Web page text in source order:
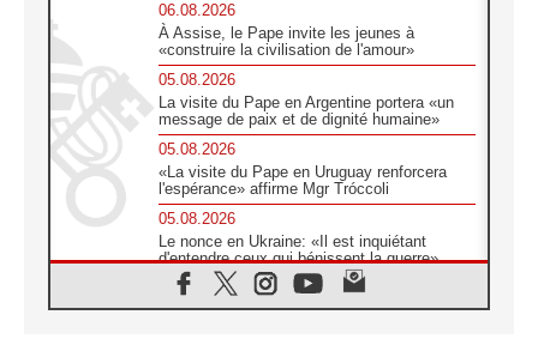
06.08.2026
À Assise, le Pape invite les jeunes à
«construire la civilisation de l'amour»
05.08.2026
La visite du Pape en Argentine portera «un
message de paix et de dignité humaine»
05.08.2026
«La visite du Pape en Uruguay renforcera
l'espérance» affirme Mgr Tróccoli
05.08.2026
Le nonce en Ukraine: «Il est inquiétant
d'entendre ceux qui bénissent la guerre»
05.08.2026
Léon XIV au Pérou, une lueur d'espoir pour